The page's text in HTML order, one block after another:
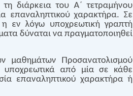
διάρκεια του Α΄ τετραμήνου
επαναληπτικού χαρακτήρα. Σε
η εν λόγω υποχρεωτική γραπτή
δύναται να πραγματοποιηθεί
μαθημάτων Προσανατολισμού
υποχρεωτικά από μία σε κάθε
επαναληπτικού χαρακτήρα ή